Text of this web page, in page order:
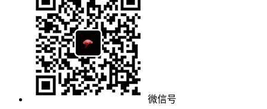
微信号